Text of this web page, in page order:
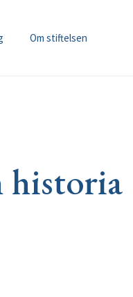
Om stiftelsen
historia